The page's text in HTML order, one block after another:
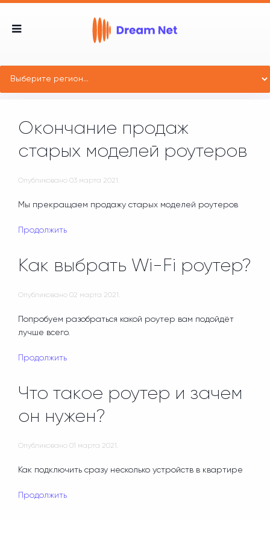
Окончание продаж
старых моделей роутеров
Опубликовано 03 марта 2021 .
Мы прекращаем продажу старых моделей роутеров
Продолжить
Как выбрать Wi-Fi роутер?
Опубликовано 02 марта 2021 .
Попробуем разобраться какой роутер вам подойдёт
лучше всего.
Продолжить
Что такое роутер и зачем
он нужен?
Опубликовано 01 марта 2021 .
Как подключить сразу несколько устройств в квартире
Продолжить